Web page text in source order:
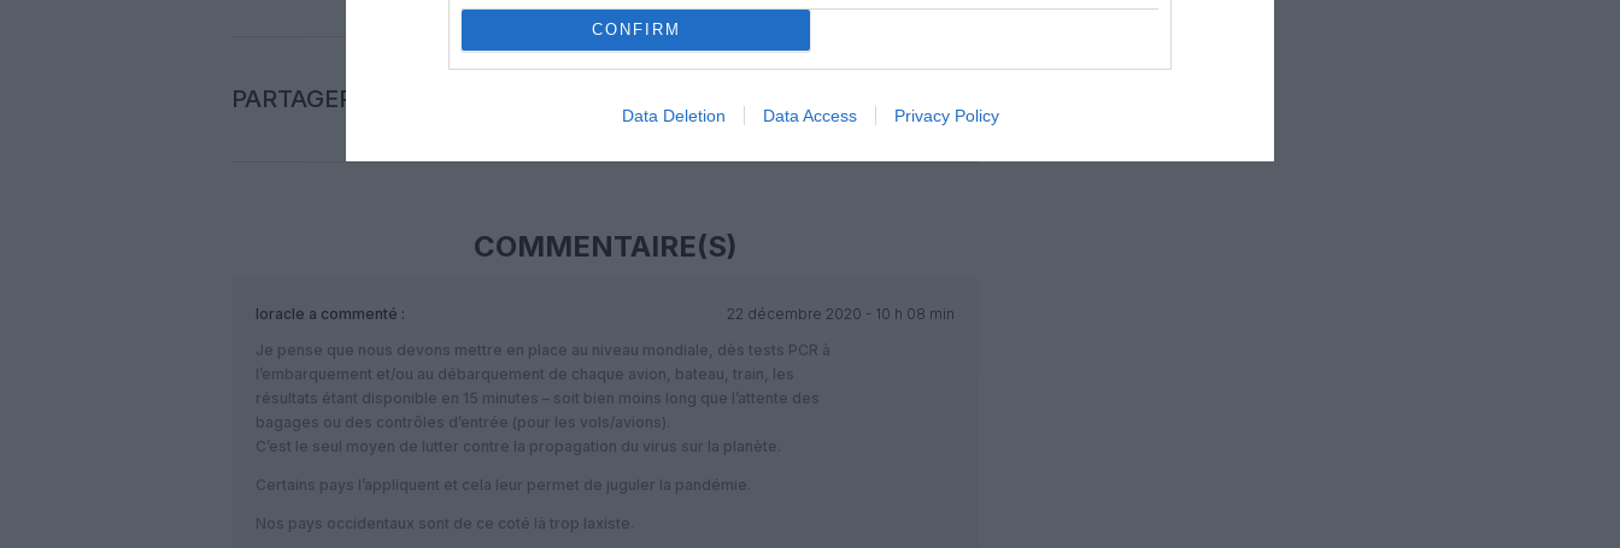
CONFIRM
Data Deletion Data Access Privacy Policy
PARTAGER L'ARTICLE
COMMENTAIRE(S)
loracle a commenté :
22 décembre 2020 - 10 h 08 min
Je pense que nous devons mettre en place au niveau mondiale, dès tests PCR à
l’embarquement et/ou au débarquement de chaque avion, bateau, train, les
résultats étant disponible en 15 minutes – soit bien moins long que l’attente des
bagages ou des contrôles d’entrée (pour les vols/avions).
C’est le seul moyen de lutter contre la propagation du virus sur la planète.
Certains pays l’appliquent et cela leur permet de juguler la pandémie.
Nos pays occidentaux sont de ce coté là trop laxiste.